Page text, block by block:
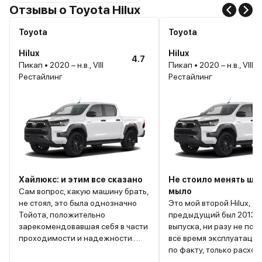
Отзывы о Toyota Hilux
Toyota
Hilux
Пикап • 2020 – н.в., VIII
Рестайлинг
4.7
Хайлюкс: и этим все сказано
Сам вопрос, какую машину брать,
не стоял, это была однозначно
Тойота, положительно
зарекомендовавшая себя в части
проходимости и надежности.
Toyota
Hilux
Пикап • 2020 – н.в., VIII
Рестайлинг
Не стоило менять
мыло
Это мой второй Hilux,
предыдущий был 2013
выпуска, ни разу не
всё время
по факту, только